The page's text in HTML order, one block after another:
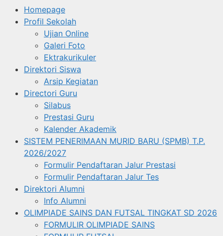
Homepage
Profil Sekolah
Ujian Online
Galeri Foto
Ektrakurikuler
Direktori Siswa
Arsip Kegiatan
Directori Guru
Silabus
Prestasi Guru
Kalender Akademik
SISTEM PENERIMAAN MURID BARU (SPMB) T.P.
2026/2027
Formulir Pendaftaran Jalur Prestasi
Formulir Pendaftaran Jalur Tes
Direktori Alumni
Info Alumni
OLIMPIADE SAINS DAN FUTSAL TINGKAT SD 2026
FORMULIR OLIMPIADE SAINS